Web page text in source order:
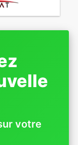
votre